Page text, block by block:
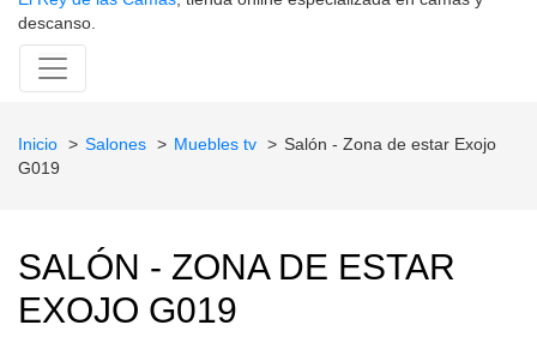
descanso.
Inicio Salones Muebles tv
Salón - Zona de estar Exojo
G019
SALÓN - ZONA DE ESTAR
EXOJO G019